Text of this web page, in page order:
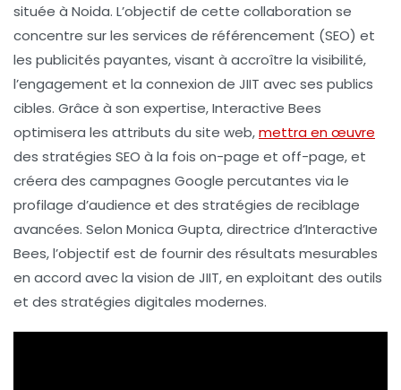
située à Noida. L’objectif de cette collaboration se
concentre sur les services de référencement (SEO) et
les publicités payantes, visant à accroître la visibilité,
l’engagement et la connexion de JIIT avec ses publics
cibles. Grâce à son expertise, Interactive Bees
optimisera les attributs du site web,mettra en œuvre
des stratégies SEO à la fois on-page et off-page, et
créera des campagnes Google percutantes via le
profilage d’audience et des stratégies de reciblage
avancées. Selon Monica Gupta, directrice d’Interactive
Bees, l’objectif est de fournir des résultats mesurables
en accord avec la vision de JIIT, en exploitant des outils
et des stratégies digitales modernes.